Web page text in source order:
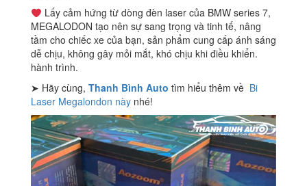
Lấy cảm hứng từ dòng đèn laser của BMW series 7,
MEGALODON tạo nên sự sang trọng và tinh tế, nâng
tầm cho chiếc xe của bạn, sản phẩm cung cấp ánh sáng
dễ chịu, không gây mỏi mắt, khó chịu khi điều khiển.
hành trình.
➤ Hãy cùng, Thanh Bình Auto tìm hiểu thêm về Bi
Laser Megalondon này nhé!